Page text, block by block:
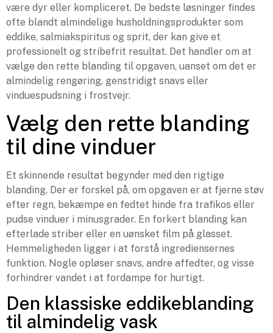
være dyr eller kompliceret. De bedste løsninger findes
ofte blandt almindelige husholdningsprodukter som
eddike, salmiakspiritus og sprit, der kan give et
professionelt og stribefrit resultat. Det handler om at
vælge den rette blanding til opgaven, uanset om det er
almindelig rengøring, genstridigt snavs eller
vinduespudsning i frostvejr.
Vælg den rette blanding
til dine vinduer
Et skinnende resultat begynder med den rigtige
blanding. Der er forskel på, om opgaven er at fjerne støv
efter regn, bekæmpe en fedtet hinde fra trafikos eller
pudse vinduer i minusgrader. En forkert blanding kan
efterlade striber eller en uønsket film på glasset.
Hemmeligheden ligger i at forstå ingrediensernes
funktion. Nogle opløser snavs, andre affedter, og visse
forhindrer vandet i at fordampe for hurtigt.
Den klassiske eddikeblanding
til almindelig vask